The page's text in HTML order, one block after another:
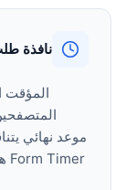
نافذة
المؤقت
موعد نهائي